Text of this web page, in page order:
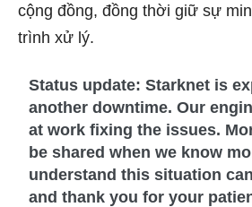
cộng đồng, đồng thời giữ sự
trình xử lý.
Status update: Starknet is
another downtime. Our
at work fixing the issues.
be shared when we know
understand this situation
and thank you for your